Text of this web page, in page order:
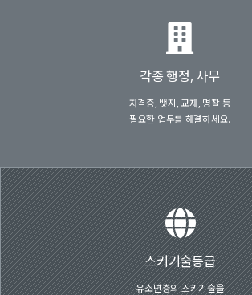
각종 행정, 사무
자격증, 뱃지, 교재, 명찰 등
필요한 업무를 해결하세요.
스키기술등급
유소년층의 스키기술을